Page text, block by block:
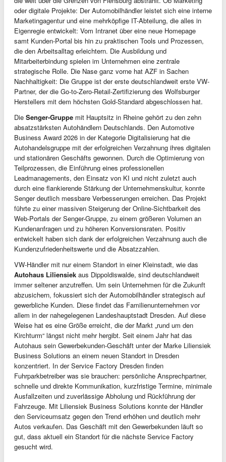
oder digitale Projekte: Der Automobilhändler leistet sich eine interne
Marketingagentur und eine mehrköpfige IT-Abteilung, die alles in
Eigenregie entwickelt: Vom Intranet über eine neue Homepage
samt Kunden-Portal bis hin zu praktischen Tools und Prozessen,
die den Arbeitsalltag erleichtern. Die Ausbildung und
Mitarbeiterbindung spielen im Unternehmen eine zentrale
strategische Rolle. Die Nase ganz vorne hat AZF in Sachen
Nachhaltigkeit: Die Gruppe ist der erste deutschlandweit erste VW-
Partner, der die Go-to-Zero-Retail-Zertifizierung des Wolfsburger
Herstellers mit dem höchsten Gold-Standard abgeschlossen hat.
Die Senger-Gruppe mit Hauptsitz in Rheine gehört zu den zehn
absatzstärksten Autohändlern Deutschlands. Den Automotive
Business Award 2026 in der Kategorie Digitalisierung hat die
Autohandelsgruppe mit der erfolgreichen Verzahnung ihres digitalen
und stationären Geschäfts gewonnen. Durch die Optimierung von
Teilprozessen, die Einführung eines professionellen
Leadmanagements, den Einsatz von KI und nicht zuletzt auch
durch eine flankierende Stärkung der Unternehmenskultur, konnte
Senger deutlich messbare Verbesserungen erreichen. Das Projekt
führte zu einer massiven Steigerung der Online-Sichtbarkeit des
Web-Portals der Senger-Gruppe, zu einem größeren Volumen an
Kundenanfragen und zu höheren Konversionsraten. Positiv
entwickelt haben sich dank der erfolgreichen Verzahnung auch die
Kundenzufriedenheitswerte und die Absatzzahlen.
VW-Händler mit nur einem Standort in einer Kleinstadt, wie das
Autohaus Liliensiek aus Dippoldiswalde, sind deutschlandweit
immer seltener anzutreffen. Um sein Unternehmen für die Zukunft
abzusichern, fokussiert sich der Automobilhändler strategisch auf
gewerbliche Kunden. Diese findet das Familienunternehmen vor
allem in der nahegelegenen Landeshauptstadt Dresden. Auf diese
Weise hat es eine Größe erreicht, die der Markt „rund um den
Kirchturm“ längst nicht mehr hergibt. Seit einem Jahr hat das
Autohaus sein Gewerbekunden-Geschäft unter der Marke Liliensiek
Business Solutions an einem neuen Standort in Dresden
konzentriert. In der Service Factory Dresden finden
Fuhrparkbetreiber was sie brauchen: persönliche Ansprechpartner,
schnelle und direkte Kommunikation, kurzfristige Termine, minimale
Ausfallzeiten und zuverlässige Abholung und Rückführung der
Fahrzeuge. Mit Liliensiek Business Solutions konnte der Händler
den Serviceumsatz gegen den Trend erhöhen und deutlich mehr
Autos verkaufen. Das Geschäft mit den Gewerbekunden läuft so
gut, dass aktuell ein Standort für die nächste Service Factory
gesucht wird.